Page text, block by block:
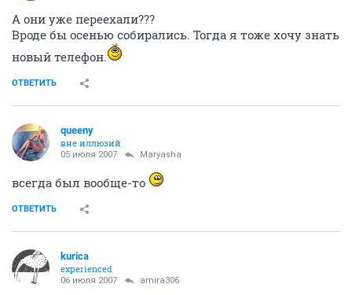
А они уже переехали???
Вроде бы осенью собирались. Тогда я тоже хочу знать
новый телефон.
ОТВЕТИТЬ
queeny
вне иллюзий
05 июля 2007 Maryasha
всегда был вообще-то
ОТВЕТИТЬ
kurica
experienced
06 июля 2007 amira306